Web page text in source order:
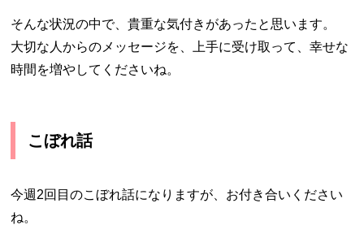
そんな状況の中で、貴重な気付きがあったと思います。
大切な人からのメッセージを、上手に受け取って、幸せな
時間を増やしてくださいね。
こぼれ話
今週2回目のこぼれ話になりますが、お付き合いください
ね。